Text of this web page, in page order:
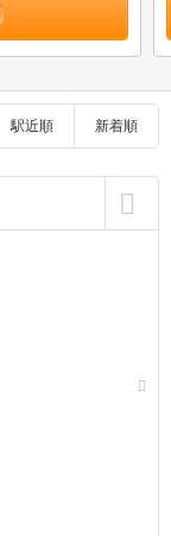
駅近順 新着順